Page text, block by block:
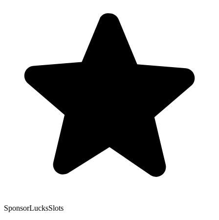
SponsorLucksSlots